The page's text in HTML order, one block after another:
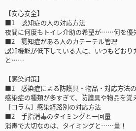
【安心安全】
■1 認知症の人の対応方法
夜間に何度もトイレ介助の希望が……何を優
■2 認知症がある人のカテーテル管理
認知機能が低下している人に、いつもどおり
と……
【感染対策】
■1 感染症による防護具・物品・対応方法
感染症の種類が多すぎて、防護具や物品を覚
［コラム］感染経路別の対応方法
■2 手指消毒のタイミングと一回量
消毒で大切なのは、タイミングと……量！